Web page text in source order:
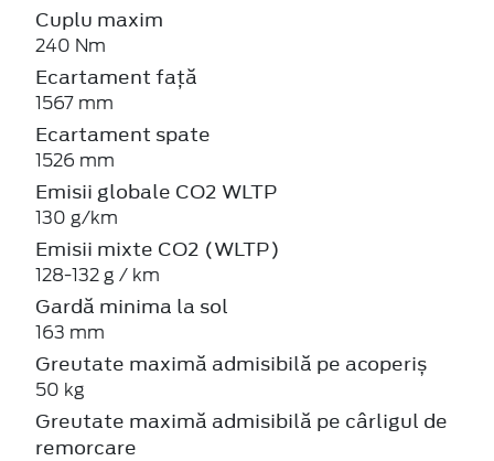
Cuplu maxim
240 Nm
Ecartament față
1567 mm
Ecartament spate
1526 mm
Emisii globale CO2 WLTP
130 g/km
Emisii mixte CO2 (WLTP)
128-132 g / km
Gardă minima la sol
163 mm
Greutate maximă admisibilă pe acoperiș
50 kg
Greutate maximă admisibilă pe cârligul de
remorcare